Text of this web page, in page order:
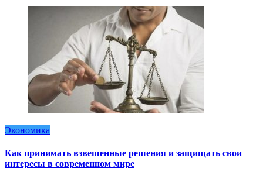
Экономика
Как принимать взвешенные решения и защищать свои
интересы в современном мире